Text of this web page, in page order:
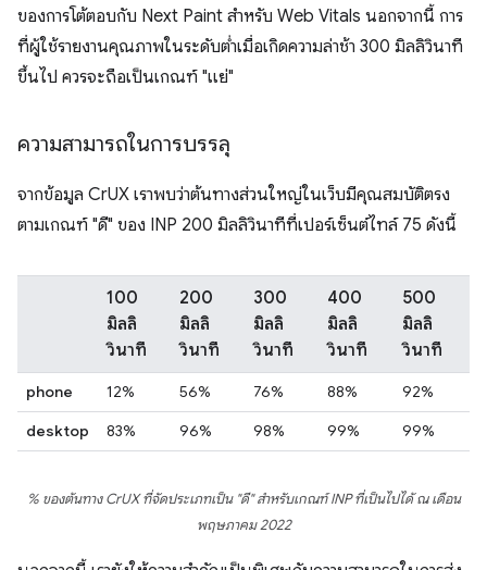
ของการโต้ตอบกับ Next Paint สำหรับ Web Vitals นอกจากนี้ การ
ที่ผู้ใช้รายงานคุณภาพในระดับต่ำเมื่อเกิดความล่าช้า 300 มิลลิวินาที
ขึ้นไป ควรจะถือเป็นเกณฑ์ "แย่"
ความสามารถในการบรรลุ
จากข้อมูล CrUX เราพบว่าต้นทางส่วนใหญ่ในเว็บมีคุณสมบัติตรง
ตามเกณฑ์ "ดี" ของ INP 200 มิลลิวินาทีที่เปอร์เซ็นต์ไทล์ 75 ดังนี้
100
มิลลิ
วินาที
200
มิลลิ
วินาที
300
มิลลิ
วินาที
400
มิลลิ
วินาที
500
มิลลิ
วินาที
phone 12% 56% 76% 88%
92%
desktop
83% 96% 98% 99% 99%
% ของต้นทาง CrUX ที่จัดประเภทเป็น "ดี" สำหรับเกณฑ์ INP ที่เป็นไปได้ ณ เดือน
พฤษภาคม 2022